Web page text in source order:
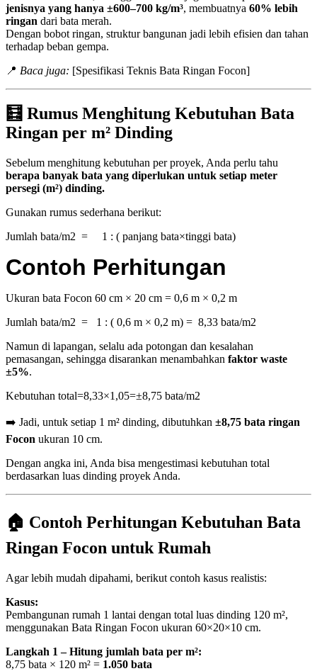
jenisnya yang hanya ±600–700 kg/m³, membuatnya 60% lebih
ringan dari bata merah.
Dengan bobot ringan, struktur bangunan jadi lebih efisien dan tahan
terhadap beban gempa.
📍 Baca juga: [Spesifikasi Teknis Bata Ringan Focon]
🧮 Rumus Menghitung Kebutuhan Bata
Ringan per m² Dinding
Sebelum menghitung kebutuhan per proyek, Anda perlu tahu
berapa banyak bata yang diperlukan untuk setiap meter
persegi (m²) dinding.
Gunakan rumus sederhana berikut:
Jumlah bata/m2 = 1 : ( panjang bata×tinggi bata​)
Contoh Perhitungan
Ukuran bata Focon 60 cm × 20 cm = 0,6 m × 0,2 m
Jumlah bata/m2 = 1 : ( 0,6 m × 0,2 m​) = 8,33 bata/m2
Namun di lapangan, selalu ada potongan dan kesalahan
pemasangan, sehingga disarankan menambahkan faktor waste
±5%.
Kebutuhan total=8,33×1,05=±8,75 bata/m2
➡️ Jadi, untuk setiap 1 m² dinding, dibutuhkan ±8,75 bata ringan
Focon ukuran 10 cm.
Dengan angka ini, Anda bisa mengestimasi kebutuhan total
berdasarkan luas dinding proyek Anda.
🏠 Contoh Perhitungan Kebutuhan Bata
Ringan Focon untuk Rumah
Agar lebih mudah dipahami, berikut contoh kasus realistis:
Kasus:
Pembangunan rumah 1 lantai dengan total luas dinding 120 m²,
menggunakan Bata Ringan Focon ukuran 60×20×10 cm.
Langkah 1 – Hitung jumlah bata per m²:
8,75 bata × 120 m² = 1.050 bata